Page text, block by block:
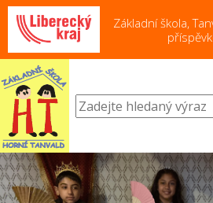
Základní škola,